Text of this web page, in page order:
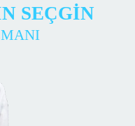
SEÇGİN